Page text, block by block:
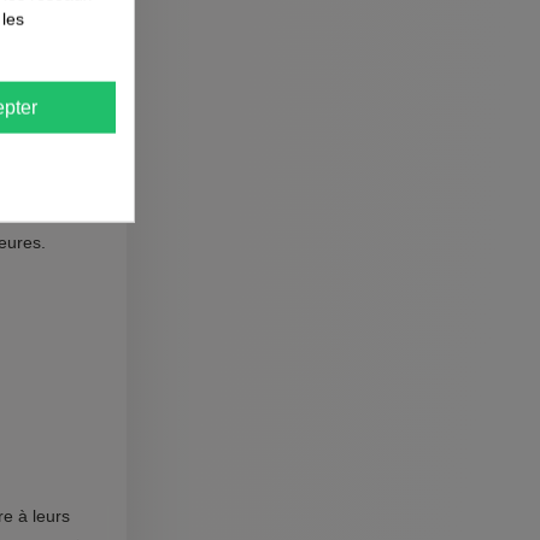
à leurs